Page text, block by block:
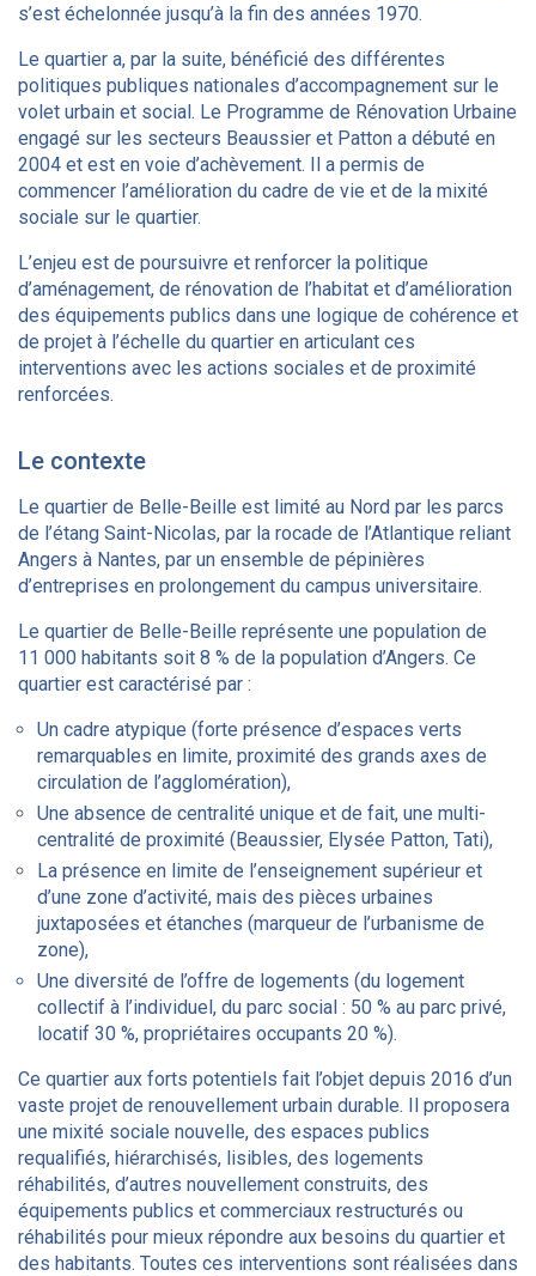
s’est échelonnée jusqu’à la fin des années 1970.
Le quartier a, par la suite, bénéficié des différentes
politiques publiques nationales d’accompagnement sur le
volet urbain et social. Le Programme de Rénovation Urbaine
engagé sur les secteurs Beaussier et Patton a débuté en
2004 et est en voie d’achèvement. Il a permis de
commencer l’amélioration du cadre de vie et de la mixité
sociale sur le quartier.
L’enjeu est de poursuivre et renforcer la politique
d’aménagement, de rénovation de l’habitat et d’amélioration
des équipements publics dans une logique de cohérence et
de projet à l’échelle du quartier en articulant ces
interventions avec les actions sociales et de proximité
renforcées.
Le contexte
Le quartier de Belle-Beille est limité au Nord par les parcs
de l’étang Saint-Nicolas, par la rocade de l’Atlantique reliant
Angers à Nantes, par un ensemble de pépinières
d’entreprises en prolongement du campus universitaire.
Le quartier de Belle-Beille représente une population de
11 000 habitants soit 8 % de la population d’Angers. Ce
quartier est caractérisé par :
Un cadre atypique (forte présence d’espaces verts
remarquables en limite, proximité des grands axes de
circulation de l’agglomération),
Une absence de centralité unique et de fait, une multi-
centralité de proximité (Beaussier, Elysée Patton, Tati),
La présence en limite de l’enseignement supérieur et
d’une zone d’activité, mais des pièces urbaines
juxtaposées et étanches (marqueur de l’urbanisme de
zone),
Une diversité de l’offre de logements (du logement
collectif à l’individuel, du parc social : 50 % au parc privé,
locatif 30 %, propriétaires occupants 20 %).
Ce quartier aux forts potentiels fait l’objet depuis 2016 d’un
vaste projet de renouvellement urbain durable. Il proposera
une mixité sociale nouvelle, des espaces publics
requalifiés, hiérarchisés, lisibles, des logements
réhabilités, d’autres nouvellement construits, des
équipements publics et commerciaux restructurés ou
réhabilités pour mieux répondre aux besoins du quartier et
des habitants. Toutes ces interventions sont réalisées dans